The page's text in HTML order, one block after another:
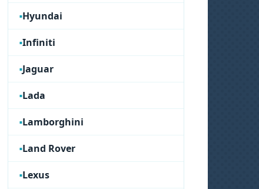
Hyundai
Infiniti
Jaguar
Lada
Lamborghini
Land Rover
Lexus